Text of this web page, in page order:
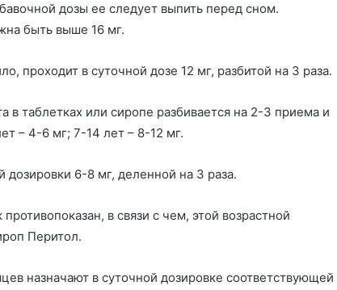
дозы ее следует выпить перед сном.
быть выше 16 мг.
проходит в суточной дозе 12 мг, разбитой на 3 раза.
в таблетках или сиропе разбивается на 2-3 приема и
– 4-6 мг; 7-14 лет – 8-12 мг.
дозировки 6-8 мг, деленной на 3 раза.
в связи с чем, этой возрастной
Перитол.
назначают в суточной дозировке соответствующей